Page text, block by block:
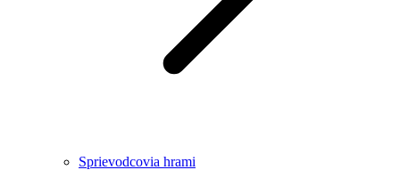
Sprievodcovia hrami